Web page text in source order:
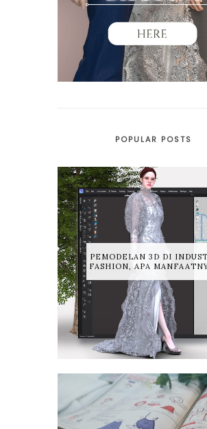
POPULAR POSTS
PEMODELAN 3D DI
FASHION, APA